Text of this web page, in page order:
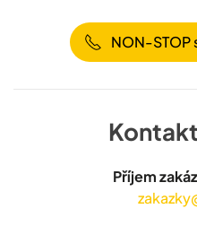
NON-STOP
Příjem